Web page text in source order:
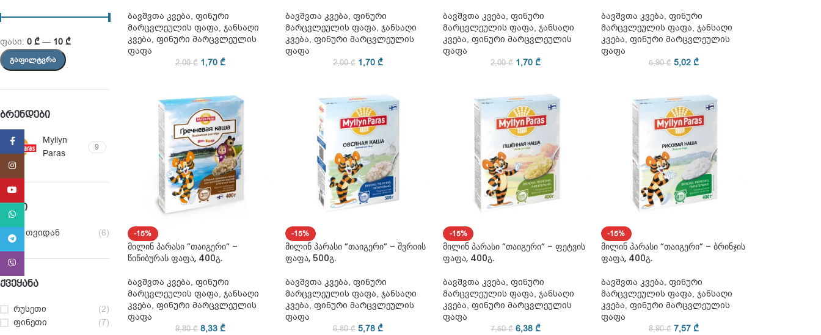
ᲒᲐᲤᲘᲚᲢᲕᲠᲐ
ფასი: 0 ₾ — 10 ₾
ᲑᲠᲔᲜᲓᲔᲑᲘ
Myllyn
Paras
9
ᲐᲡᲐᲙᲘ
10 თვიდან (6)
ᲥᲕᲔᲧᲐᲜᲐ
რუსეთი
(2)
ფინეთი
(7)
ბავშვთა კვება, ფინური
მარცვლეულის ფაფა, ჯანსაღი
კვება, ფინური მარცვლეულის
ფაფა
2,00₾ 1,70 ₾
ბავშვთა კვება, ფინური
მარცვლეულის ფაფა, ჯანსაღი
კვება, ფინური მარცვლეულის
ფაფა
2,00₾ 1,70₾
ბავშვთა კვება, ფინური
მარცვლეულის ფაფა, ჯანსაღი
კვება, ფინური მარცვლეულის
ფაფა
2,00₾ 1,70₾
ბავშვთა კვება, ფინური
მარცვლეულის ფაფა, ჯანსაღი
კვება, ფინური მარცვლეულის
ფაფა
5,90₾ 5,02 ₾
-15%
მილინ პარასი ”თაიგერი” –
წიწიბურას ფაფა, 400გ.
ბავშვთა კვება, ფინური
მარცვლეულის ფაფა, ჯანსაღი
კვება, ფინური მარცვლეულის
ფაფა
9,80₾ 8,33 ₾
-15%
მილინ პარასი ”თაიგერი” – შვრიის
ფაფა, 500გ.
ბავშვთა კვება, ფინური
მარცვლეულის ფაფა, ჯანსაღი
კვება, ფინური მარცვლეულის
ფაფა
6,80₾ 5,78₾
-15%
მილინ პარასი ”თაიგერი” – ფეტვის
ფაფა, 400გ.
ბავშვთა კვება, ფინური
მარცვლეულის ფაფა, ჯანსაღი
კვება, ფინური მარცვლეულის
ფაფა
7,50₾ 6,38₾
-15%
მილინ პარასი ”თაიგერი” – ბრინჯის
ფაფა, 400გ.
ბავშვთა კვება, ფინური
მარცვლეულის ფაფა, ჯანსაღი
კვება, ფინური მარცვლეულის
ფაფა
8,90₾ 7,57 ₾
Facebook
WhatsApp
Telegram